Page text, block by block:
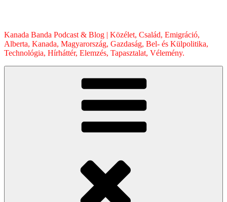
Kanada Banda Podcast & Blog | Közélet, Család, Emigráció,
Alberta, Kanada, Magyarország, Gazdaság, Bel- és Külpolitika,
Technológia, Hírháttér, Elemzés, Tapasztalat, Vélemény.